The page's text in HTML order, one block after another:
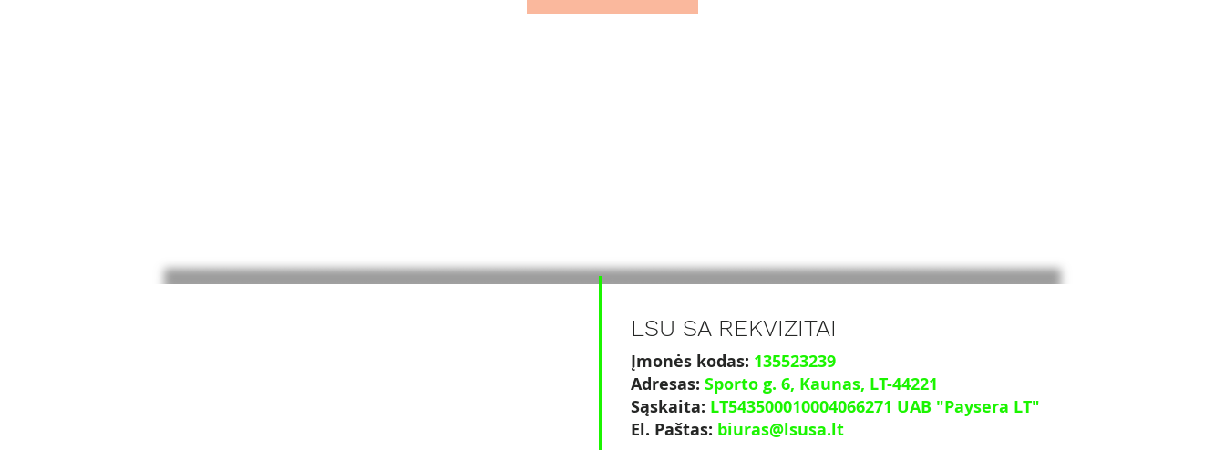
Įmonės kodas: 135523239
Adresas: Sporto g. 6, Kaunas, LT-44221
Sąskaita: LT543500010004066271 UAB "Paysera LT"
El. Paštas: biuras@lsusa.lt
LSU SA REKVIZITAI